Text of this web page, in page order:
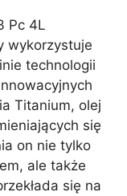
Pc 4L
wykorzystuje
technologii
Titanium, olej
się
on nie tylko
ale także
się na